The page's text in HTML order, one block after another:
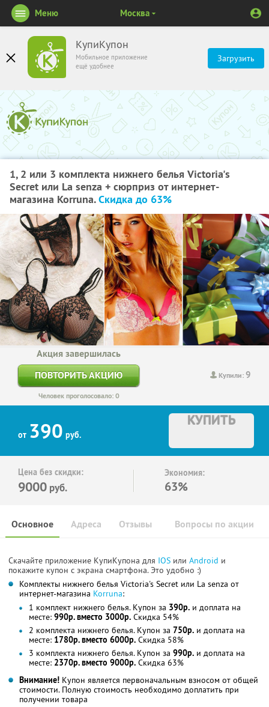
КупиКупон
Мобильное приложение
ещё удобнее
Загрузить
Меню Москва
1, 2 или 3 комплекта нижнего белья Victoria's
Secret или La senza + сюрприз от интернет-
магазина Korruna.Скидка до 63%
Купили:9
Акция завершилась
ПОВТОРИТЬ АКЦИЮ
Человек проголосовало: 0
от 390 руб.
КУПИТЬ
Цена без скидки:
9000 руб.
Экономия:
63%
Основное Отзывы Вопросы по акции
Адреса
Скачайте приложение КупиКупона для IOS или Android и
покажите купон с экрана смартфона. Это удобно :)
Комплекты нижнего белья Victoria's Secret или La senza от
интернет-магазина Korruna:
1 комплект нижнего белья. Купон за 390р. и доплата на
месте: 990р. вместо 3000р. Скидка 54%
2 комплекта нижнего белья. Купон за 750р. и доплата на
месте: 1780р. вместо 6000р. Скидка 58%
3 комплекта нижнего белья. Купон за 990р. и доплата на
месте: 2370р. вместо 9000р. Скидка 63%
Внимание! Купон является первоначальным взносом от общей
стоимости. Полную стоимость необходимо доплатить при
получении товара